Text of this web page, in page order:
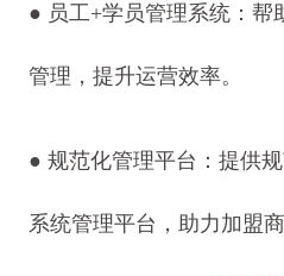
● 员工+学员管理系统：
管理，提升运营效率。
● 规范化管理平台：提供
系统管理平台，助力加盟